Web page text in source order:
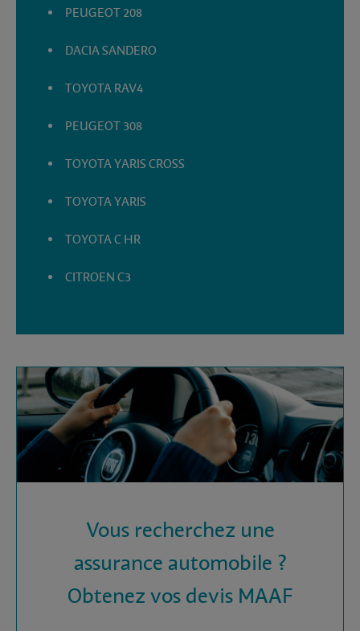
PEUGEOT 208
DACIA SANDERO
TOYOTA RAV4
PEUGEOT 308
TOYOTA YARIS CROSS
TOYOTA YARIS
TOYOTA C HR
CITROEN C3
Vous recherchez une
assurance automobile ?
Obtenez vos devis MAAF